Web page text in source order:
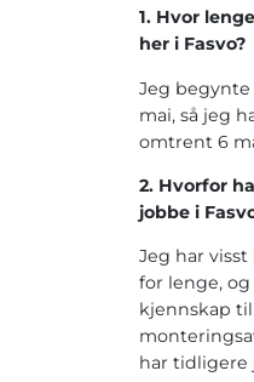
1. Hvor
her i Fasvo?
Jeg
mai, så jeg
omtrent 6
2. Hvorfor
jobbe i
Jeg har visst
for lenge,
kjennskap til
har tidligere